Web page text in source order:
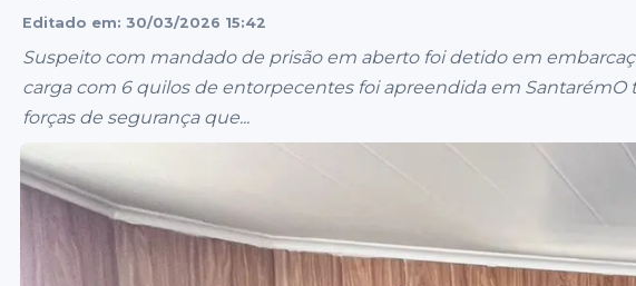
Editado em: 30/03/2026 15:42
Suspeito com mandado de prisão em aberto foi detido em
carga com 6 quilos de entorpecentes foi apreendida em SantarémO
forças de segurança que...